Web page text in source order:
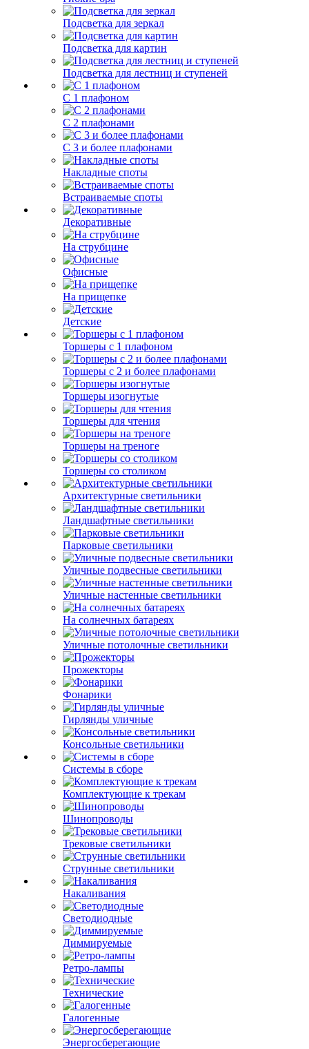
Подсветка для зеркал
Подсветка для картин
Подсветка для лестниц и ступеней
С 1 плафоном
С 2 плафонами
С 3 и более плафонами
Накладные споты
Встраиваемые споты
Декоративные
На струбцине
Офисные
На прищепке
Детские
Торшеры с 1 плафоном
Торшеры с 2 и более плафонами
Торшеры изогнутые
Торшеры для чтения
Торшеры на треноге
Торшеры со столиком
Архитектурные светильники
Ландшафтные светильники
Парковые светильники
Уличные подвесные светильники
Уличные настенные светильники
На солнечных батареях
Уличные потолочные светильники
Прожекторы
Фонарики
Гирлянды уличные
Консольные светильники
Системы в сборе
Комплектующие к трекам
Шинопроводы
Трековые светильники
Струнные светильники
Накаливания
Светодиодные
Диммируемые
Ретро-лампы
Технические
Галогенные
Энергосберегающие